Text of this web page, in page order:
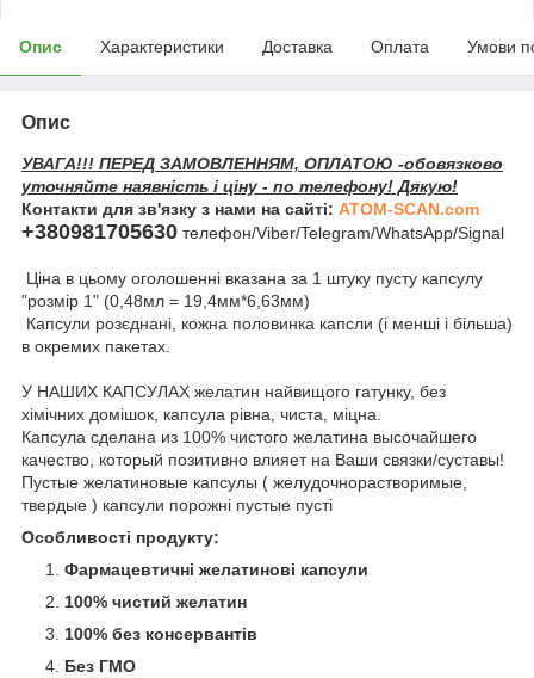
Опис Характеристики Доставка Оплата Умови
Опис
УВАГА!!! ПЕРЕД ЗАМОВЛЕННЯМ, ОПЛАТОЮ -обовязково
уточняйте наявність і ціну - по телефону! Дякую!
Контакти для зв'язку з нами на сайті: ATOM-SCAN.com
+380981705630 телефон/Viber/Telegram/WhatsApp/Signal
Ціна в цьому оголошенні вказана за 1 штуку пусту капсулу
"розмір 1" (0,48мл = 19,4мм*6,63мм)
Капсули розєднані, кожна половинка капсли (і менші і більша)
в окремих пакетах.
У НАШИХ КАПСУЛАХ желатин найвищого гатунку, без
хімічних домішок, капсула рівна, чиста, міцна.
Капсула сделана из 100% чистого желатина высочайшего
качество, который позитивно влияет на Ваши связки/суставы!
Пустые желатиновые капсулы ( желудочнорастворимые,
твердые ) капсули порожні пустые пусті
Особливості продукту:
Фармацевтичні желатинові капсули
100% чистий желатин
100% без консервантів
Без ГМО